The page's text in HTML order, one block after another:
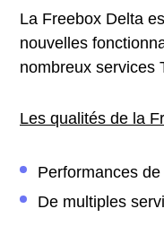
La Freebox Delta
nouvelles
nombreux services
Les qualités de la
Performances
De multiples